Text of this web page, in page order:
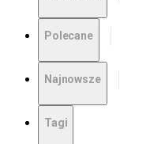
Polecane
Najnowsze
Tagi